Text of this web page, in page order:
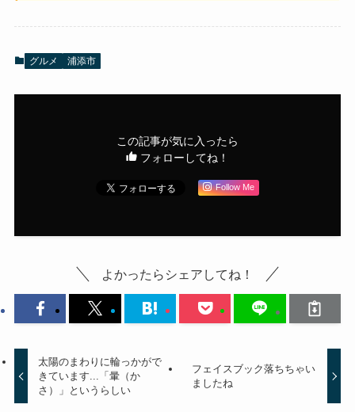
グルメ 浦添市
この記事が気に入ったら
フォローしてね！
Follow Me
よかったらシェアしてね！
太陽のまわりに輪っかがで
きています...「暈（か
さ）」というらしい
フェイスブック落ちちゃい
ましたね